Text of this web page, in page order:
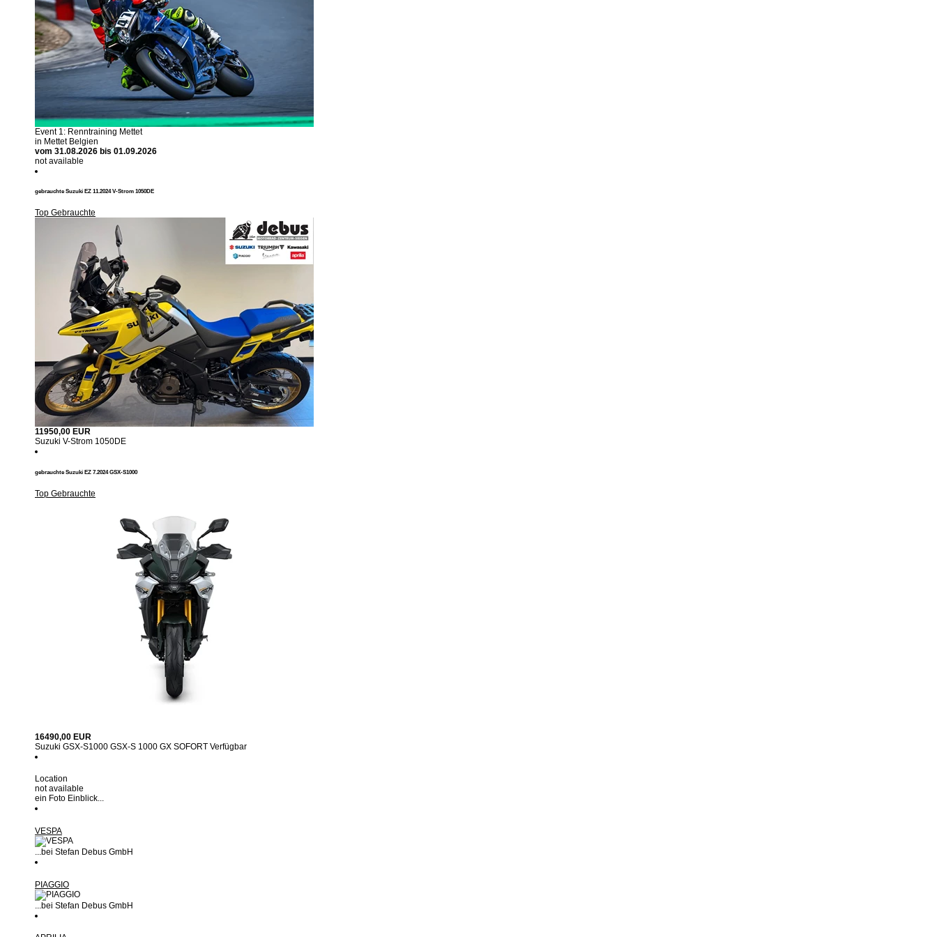
Event 1: Renntraining Mettet
in Mettet Belgien
vom 31.08.2026 bis 01.09.2026
not available
gebrauchte Suzuki EZ 11.2024 V-Strom 1050DE
Top Gebrauchte
11950,00 EUR
Suzuki V-Strom 1050DE
gebrauchte Suzuki EZ 7.2024 GSX-S1000
Top Gebrauchte
16490,00 EUR
Suzuki GSX-S1000 GSX-S 1000 GX SOFORT Verfügbar
Location
not available
ein Foto Einblick...
VESPA
...bei Stefan Debus GmbH
PIAGGIO
...bei Stefan Debus GmbH